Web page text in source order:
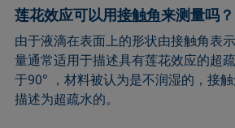
莲花效应可以用接触角来测量吗？
由于液滴在表面上的形状由接触角表
量通常适用于描述具有莲花效应的超
于90° ，材料被认为是不润湿的，接
描述为超疏水的。